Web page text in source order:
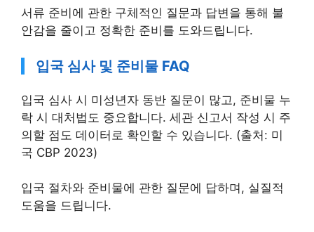
서류 준비에 관한 구체적인 질문과 답변을 통해 불
안감을 줄이고 정확한 준비를 도와드립니다.
입국 심사 및 준비물 FAQ
입국 심사 시 미성년자 동반 질문이 많고, 준비물 누
락 시 대처법도 중요합니다. 세관 신고서 작성 시 주
의할 점도 데이터로 확인할 수 있습니다. (출처: 미
국 CBP 2023)
입국 절차와 준비물에 관한 질문에 답하며, 실질적
도움을 드립니다.